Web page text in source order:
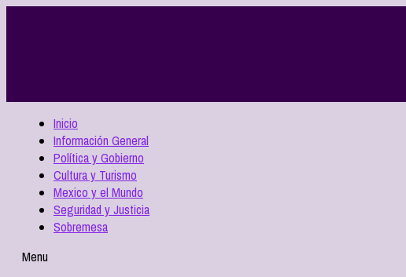
Inicio
Información General
Política y Gobierno
Cultura y Turismo
Mexico y el Mundo
Seguridad y Justicia
Sobremesa
Menu